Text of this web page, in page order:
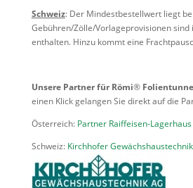
Schweiz: Der Mindestbestellwert liegt
Gebühren/Zölle/Vorlageprovisionen sind
enthalten. Hinzu kommt eine
Unsere Partner für Römi®
einen Klick gelangen Sie direkt auf die
Österreich: Partner Raiffeisen-Lagerhaus
Schweiz: Kirchhofer